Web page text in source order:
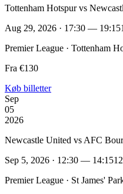
Tottenham Hotspur vs
Aug 29, 2026 · 17:30 — 19:15
Premier League · Tottenham
Fra €130
Køb billetter
Sep
05
2026
Newcastle United vs AFC
Sep 5, 2026 · 12:30 — 14:15
Premier League · St James'